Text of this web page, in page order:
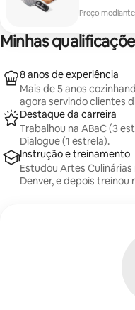
Preço
Minhas
8 anos de experiência
Mais de 5 anos
agora servindo clientes
Destaque da carreira
Trabalhou na ABaC (3
Dialogue (1 estrela).
Instrução e treinamento
Estudou Artes
Denver, e depois treinou